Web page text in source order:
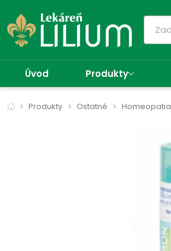
Úvod Produkty
Produkty Ostatné Homeopatia